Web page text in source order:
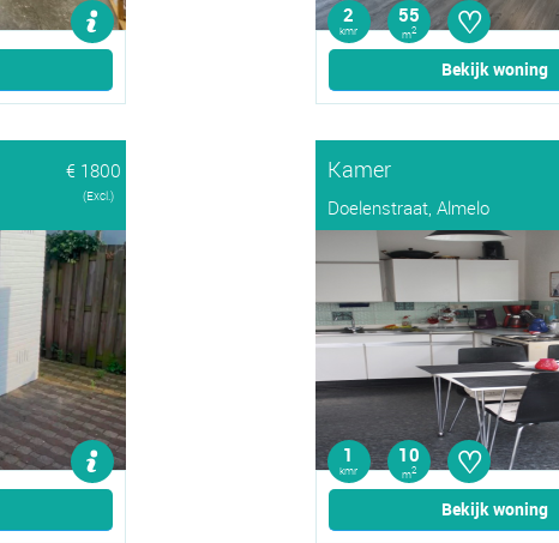
2
kmr
55
m2 ♡
Bekijk woning
€ 1800
(Excl.)
Kamer
Doelenstraat, Almelo
1
kmr
10
m2 ♡
Bekijk woning